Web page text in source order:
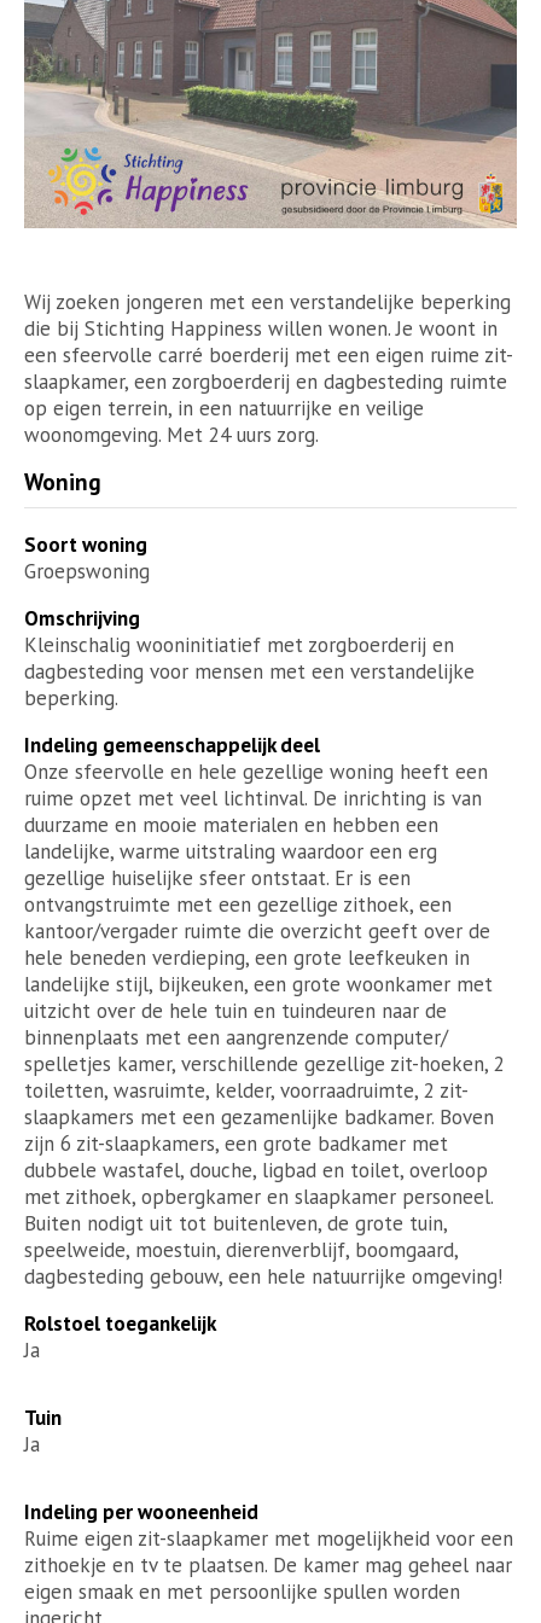
Wij zoeken jongeren met een verstandelijke beperking
die bij Stichting Happiness willen wonen. Je woont in
een sfeervolle carré boerderij met een eigen ruime zit-
slaapkamer, een zorgboerderij en dagbesteding ruimte
op eigen terrein, in een natuurrijke en veilige
woonomgeving. Met 24 uurs zorg.
Woning
Soort woning
Groepswoning
Omschrijving
Kleinschalig wooninitiatief met zorgboerderij en
dagbesteding voor mensen met een verstandelijke
beperking.
Indeling gemeenschappelijk deel
Onze sfeervolle en hele gezellige woning heeft een
ruime opzet met veel lichtinval. De inrichting is van
duurzame en mooie materialen en hebben een
landelijke, warme uitstraling waardoor een erg
gezellige huiselijke sfeer ontstaat. Er is een
ontvangstruimte met een gezellige zithoek, een
kantoor/vergader ruimte die overzicht geeft over de
hele beneden verdieping, een grote leefkeuken in
landelijke stijl, bijkeuken, een grote woonkamer met
uitzicht over de hele tuin en tuindeuren naar de
binnenplaats met een aangrenzende computer/
spelletjes kamer, verschillende gezellige zit-hoeken, 2
toiletten, wasruimte, kelder, voorraadruimte, 2 zit-
slaapkamers met een gezamenlijke badkamer. Boven
zijn 6 zit-slaapkamers, een grote badkamer met
dubbele wastafel, douche, ligbad en toilet, overloop
met zithoek, opbergkamer en slaapkamer personeel.
Buiten nodigt uit tot buitenleven, de grote tuin,
speelweide, moestuin, dierenverblijf, boomgaard,
dagbesteding gebouw, een hele natuurrijke omgeving!
Rolstoel toegankelijk
Ja
Tuin
Ja
Indeling per wooneenheid
Ruime eigen zit-slaapkamer met mogelijkheid voor een
zithoekje en tv te plaatsen. De kamer mag geheel naar
eigen smaak en met persoonlijke spullen worden